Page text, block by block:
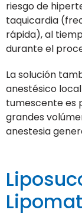
riesgo de
taquicardia
rápida), al
durante el
La solución
anestésico
tumescente es
grandes
anestesia